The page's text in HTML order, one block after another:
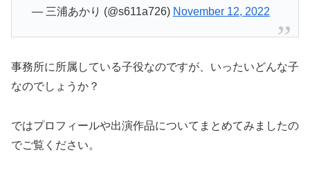
— 三浦あかり (@s611a726) November 12, 2022
事務所に所属している子役なのですが、いったいどんな子
なのでしょうか？
ではプロフィールや出演作品についてまとめてみましたの
でご覧ください。